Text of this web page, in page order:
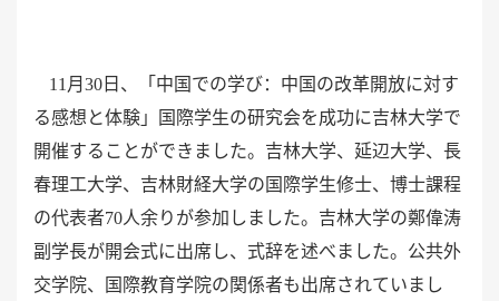
11月30日、「中国での学び：中国の改革開放に対す
る感想と体験」国際学生の研究会を成功に吉林大学で
開催することができました。吉林大学、延辺大学、長
春理工大学、吉林財経大学の国際学生修士、博士課程
の代表者70人余りが参加しました。吉林大学の鄭偉涛
副学長が開会式に出席し、式辞を述べました。公共外
交学院、国際教育学院の関係者も出席されていまし